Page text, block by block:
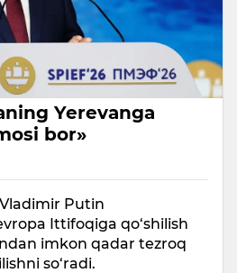
Yerevanga
bor»
Putin
Ittifoqiga qo‘shilish
imkon qadar tezroq
so‘radi.